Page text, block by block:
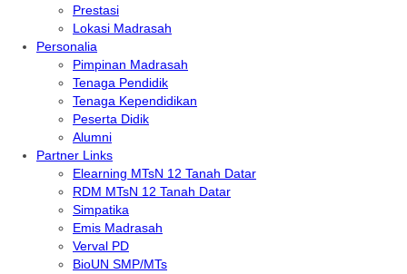
Prestasi
Lokasi Madrasah
Personalia
Pimpinan Madrasah
Tenaga Pendidik
Tenaga Kependidikan
Peserta Didik
Alumni
Partner Links
Elearning MTsN 12 Tanah Datar
RDM MTsN 12 Tanah Datar
Simpatika
Emis Madrasah
Verval PD
BioUN SMP/MTs